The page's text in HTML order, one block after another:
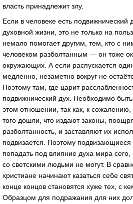
власть принадлежит злу.
Если в человеке есть подвижнический
духовной жизни, это не только на
немало помогает другим, тем, кто с
человеком разболтанным — он тоже
окружающих. А если распускается
медленно, незаметно вокруг не
Поэтому там, где царит
подвижнический дух. Необходимо
этом отношении, так как, к
того дошли, что издают законы,
разболтанность, и заставляют их
подвизается. Поэтому
попадать под влияние духа мира
со светскими людьми не могут. В
христиане начинают казаться себе
конце концов становятся хуже тех, с
Образцом для подражания для них